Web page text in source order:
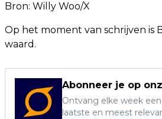
Bron: Willy Woo/X
Op het moment van schrijven is
waard.
Abonneer je op
Ontvang elke week
laatste en meest